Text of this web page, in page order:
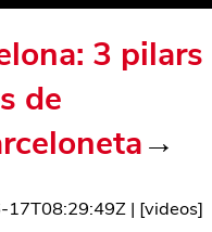
3 pilars
de
→
17T08:29:49Z | [videos]